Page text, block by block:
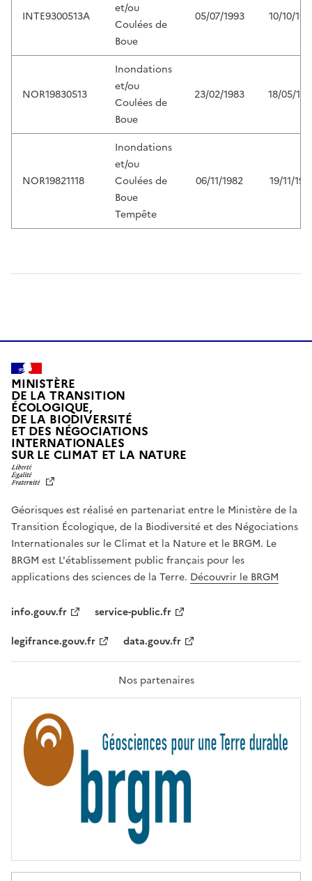
INTE9300513A
et/ou
Coulées de
Boue
05/07/1993 10/10/
NOR19830513
Inondations
et/ou
Coulées de
Boue
23/02/1983 18/05/
NOR19821118
Inondations
et/ou
Coulées de
Boue
Tempête
06/11/1982 19/11/
MINISTÈRE
DE LA TRANSITION
ÉCOLOGIQUE,
DE LA BIODIVERSITÉ
ET DES NÉGOCIATIONS
INTERNATIONALES
SUR LE CLIMAT ET LA NATUREL
T
É
,
É
G
A
L
F
A
T
R
T
É
Géorisques est réalisé en partenariat entre le Ministère de la
Transition Écologique, de la Biodiversité et des Négociations
Internationales sur le Climat et la Nature et le BRGM. Le
BRGM est L'établissement public français pour les
applications des sciences de la Terre. Découvrir le BRGM
info.gouv.fr
service-public.fr
legifrance.gouv.fr
data.gouv.fr
Nos partenaires